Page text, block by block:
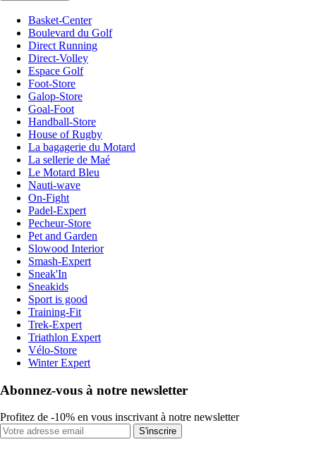
Basket-Center
Boulevard du Golf
Direct Running
Direct-Volley
Espace Golf
Foot-Store
Galop-Store
Goal-Foot
Handball-Store
House of Rugby
La bagagerie du Motard
La sellerie de Maé
Le Motard Bleu
Nauti-wave
On-Fight
Padel-Expert
Pecheur-Store
Pet and Garden
Slowood Interior
Smash-Expert
Sneak'In
Sneakids
Sport is good
Training-Fit
Trek-Expert
Triathlon Expert
Vélo-Store
Winter Expert
Abonnez-vous à notre newsletter
Profitez de -10% en vous inscrivant à notre newsletter
S'inscrire